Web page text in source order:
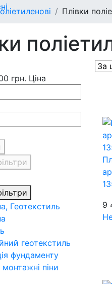
Плівки
грн. Ціна
Геотекстиль
геотекстиль
фундаменту
піни
9